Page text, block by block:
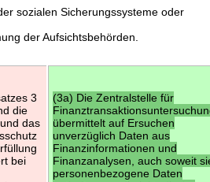
sozialen Sicherungssysteme oder
der Aufsichtsbehörden.
3
die
das
bei
(3a) Die Zentralstelle für
übermittelt auf Ersuchen
unverzüglich Daten aus
Finanzinformationen und
Finanzanalysen, auch soweit
personenbezogene Daten